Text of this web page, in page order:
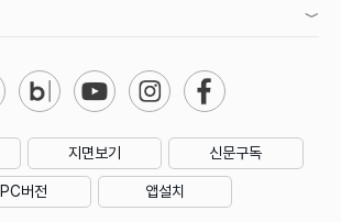
지면보기 신문구독
PC버전 앱설치